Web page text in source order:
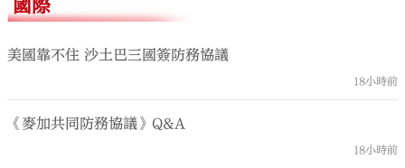
國際
美國靠不住 沙土巴三國簽防務協議
18小時前
《麥加共同防務協議》Q&A
18小時前